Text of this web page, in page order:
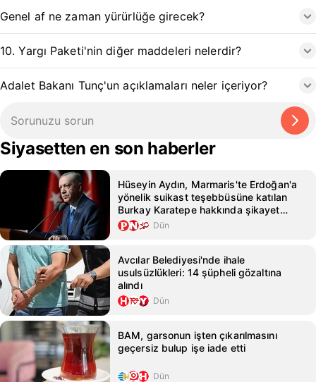
Genel af ne zaman yürürlüğe girecek?
10. Yargı Paketi'nin diğer maddeleri nelerdir?
Adalet Bakanı Tunç'un açıklamaları neler içeriyor?
Siyasetten en son haberler
Hüseyin Aydın, Marmaris'te Erdoğan'a
yönelik suikast teşebbüsüne katılan
Burkay Karatepe hakkında şikayet
sundu
Dün
Avcılar Belediyesi'nde ihale
usulsüzlükleri: 14 şüpheli gözaltına
alındı
Dün
BAM, garsonun işten çıkarılmasını
geçersiz bulup işe iade etti
Dün